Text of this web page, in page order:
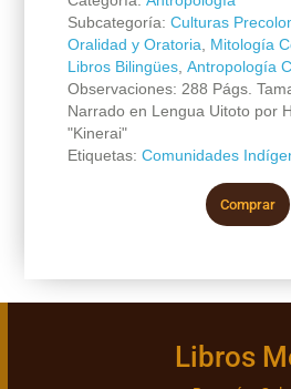
Subcategoría: Culturas
Oralidad y Oratoria
Mitología
Libros Bilingües, Antropología
Observaciones: 288 Págs.
Narrado en Lengua Uitoto por
"Kinerai"
Etiquetas: Comunidades
Comprar
Libros